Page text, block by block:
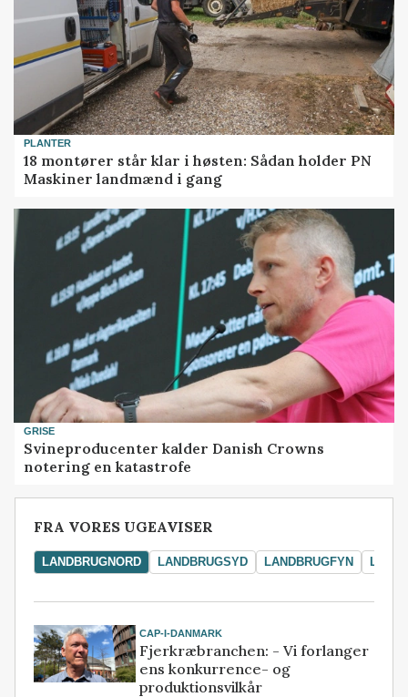
PLANTER
18 montører står klar i høsten: Sådan holder PN
Maskiner landmænd i gang
GRISE
Svineproducenter kalder Danish Crowns
notering en katastrofe
FRA VORES UGEAVISER
LANDBRUGNORD LANDBRUGSYD LANDBRUGFYN
CAP-I-DANMARK
Fjerkræbranchen: - Vi forlanger
ens konkurrence- og
produktionsvilkår